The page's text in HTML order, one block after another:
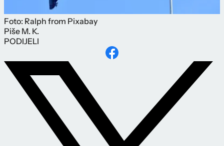
Foto: Ralph from Pixabay
Piše M. K.
PODIJELI